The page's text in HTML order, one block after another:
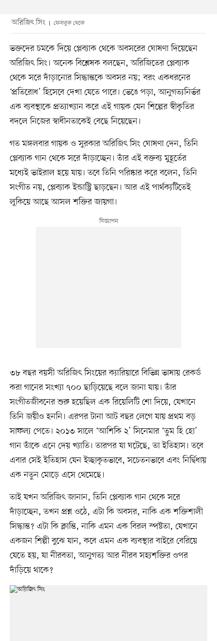
অরিজিৎ সিং ফেসবুক থেকে
ভক্তদের চমকে দিয়ে প্লেব্যাক থেকে অবসরের ঘোষণা দিয়েছেন
অরিজিৎ সিং। অনেক বিশ্লেষক বলছেন, অরিজিতের প্লেব্যাক
থেকে সরে দাঁড়ানোর সিদ্ধান্তকে অবসর নয়; বরং একধরনের
‘প্রতিরোধ’ হিসেবে দেখা যেতে পারে। ভেঙে পড়া, আনুগত্যনির্ভর
এক ব্যবস্থাকে প্রত্যাখ্যান করে এই গায়ক যেন শিল্পের স্বীকৃতির
বদলে নিজের স্বাধীনতাকেই বেছে নিয়েছেন।
গত মঙ্গলবার গায়ক ও সুরকার অরিজিৎ সিং ঘোষণা দেন, তিনি
প্লেব্যাক গান থেকে সরে দাঁড়াচ্ছেন। তাঁর এই বক্তব্য মুহূর্তের
মধ্যেই ভাইরাল হয়ে যায়। তবে তিনি পরিষ্কার করে বলেন, তিনি
সংগীত নয়, প্লেব্যাক ইন্ডাস্ট্রি ছাড়ছেন। আর এই পার্থক্যটিতেই
লুকিয়ে আছে আসল শক্তির জায়গা।
৩৮ বছর বয়সী অরিজিৎ সিংয়ের ক্যারিয়ারে বিভিন্ন ভাষায় রেকর্ড
করা গানের সংখ্যা ৭০০ ছাড়িয়েছে বলে জানা যায়। তাঁর
সংগীতজীবনের শুরু হয়েছিল এক রিয়েলিটি শো দিয়ে, যেখানে
তিনি জয়ীও হননি। এরপর টানা আট বছর লেগে যায় প্রথম বড়
সাফল্য পেতে। ২০১৩ সালে ‘আশিকি ২’ সিনেমার ‘তুম হি হো’
গান তাঁকে এনে দেয় খ্যাতি। তারপর যা ঘটেছে, তা ইতিহাস। তবে
এবার সেই ইতিহাস যেন ইচ্ছাকৃতভাবে, সচেতনভাবে এবং নির্দ্বিধায়
এক নতুন মোড়ে এসে থেমেছে।
তাই যখন অরিজিৎ জানান, তিনি প্লেব্যাক গান থেকে সরে
দাঁড়াচ্ছেন, তখন প্রশ্ন ওঠে, এটা কি অবসর, নাকি এক শক্তিশালী
সিদ্ধান্ত? এটা কি ক্লান্তি, নাকি এমন এক বিরল স্পষ্টতা, যেখানে
একজন শিল্পী বুঝে যান, কবে এমন এক ব্যবস্থার বাইরে বেরিয়ে
যেতে হয়, যা নীরবতা, আনুগত্য আর নীরব সহ্যশক্তির ওপর
দাঁড়িয়ে থাকে?